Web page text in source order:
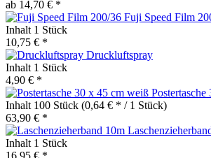
ab 14,70 € *
Fuji Speed Film
Inhalt 1 Stück
10,75 € *
Druckluftspray
Inhalt 1 Stück
4,90 € *
Inhalt 100 Stück (0,64 € * / 1 Stück)
63,90 € *
Inhalt 1 Stück
16,95 € *